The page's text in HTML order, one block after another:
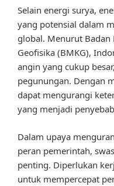
Selain energi surya,
yang potensial dalam
global. Menurut
Geofisika (BMKG),
angin yang cukup
pegunungan. Dengan
dapat mengurangi
yang menjadi
Dalam upaya
peran pemerintah,
penting. Diperlukan
untuk mempercepat